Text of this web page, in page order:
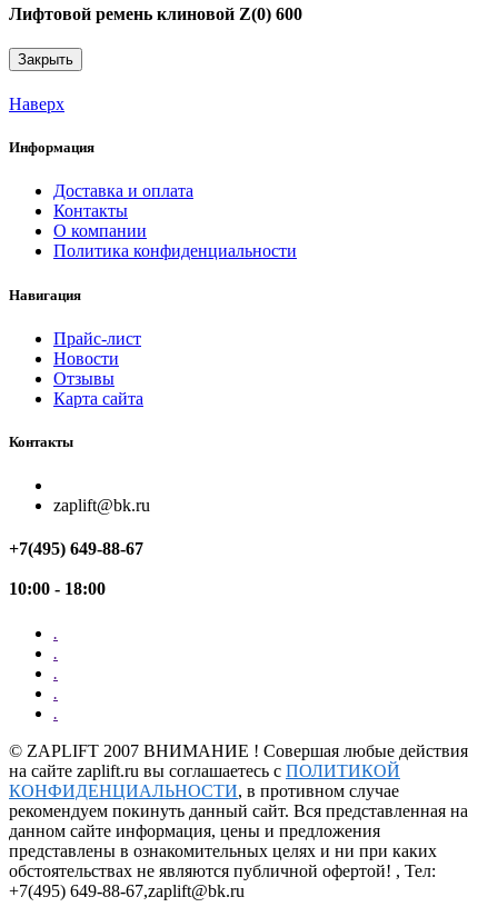
Лифтовой ремень клиновой Z(0) 600
Закрыть
Наверх
Информация
Доставка и оплата
Контакты
О компании
Политика конфиденциальности
Навигация
Прайс-лист
Новости
Отзывы
Карта сайта
Контакты
zaplift@bk.ru
+7(495) 649-88-67
10:00 - 18:00
.
.
.
.
.
© ZAPLIFT 2007 ВНИМАНИЕ ! Совершая любые действия
на сайте zaplift.ru вы соглашаетесь с ПОЛИТИКОЙ
КОНФИДЕНЦИАЛЬНОСТИ, в противном случае
рекомендуем покинуть данный сайт. Вся представленная на
данном сайте информация, цены и предложения
представлены в ознакомительных целях и ни при каких
обстоятельствах не являются публичной офертой! , Тел:
+7(495) 649-88-67,zaplift@bk.ru